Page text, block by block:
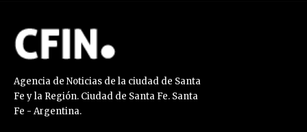
Agencia de Noticias de la ciudad de Santa
Fe y la Región. Ciudad de Santa Fe. Santa
Fe - Argentina.